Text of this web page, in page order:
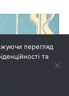
перегляд
та